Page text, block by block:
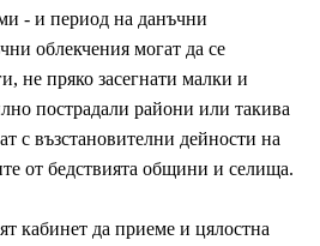
- и период на данъчни
облекчения могат да се
не пряко засегнати малки и
пострадали райони или такива
с възстановителни дейности на
от бедствията общини и селища.
кабинет да приеме и цялостна